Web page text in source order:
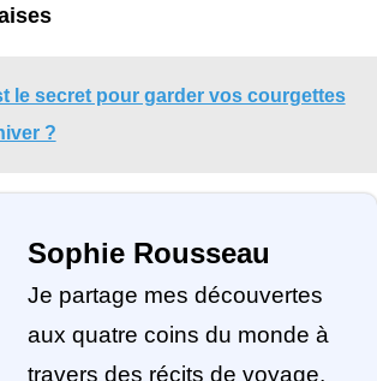
le secret pour garder vos courgettes
?
Sophie Rousseau
Je partage mes découvertes
aux quatre coins du monde à
travers des récits de voyage,